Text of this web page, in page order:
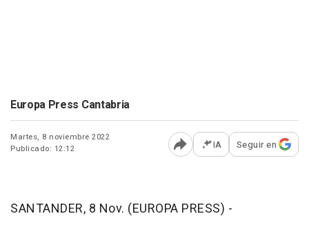
Europa Press Cantabria
Martes, 8 noviembre 2022
Publicado: 12:12
Abrir opciones para
IA Seguir en
SANTANDER, 8 Nov. (EUROPA PRESS) -